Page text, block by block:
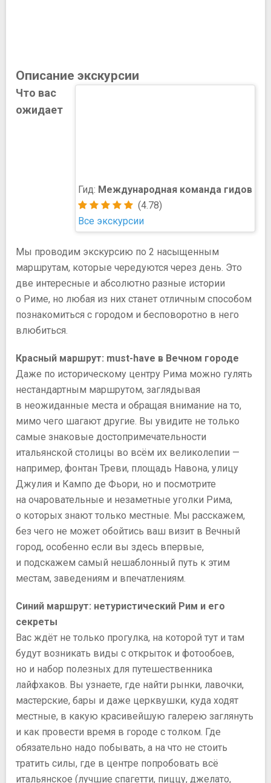
Описание экскурсии
Гид: Международная команда гидов
(4.78)
Все экскурсии
Что вас
ожидает
Мы проводим экскурсию по 2 насыщенным
маршрутам, которые чередуются через день. Это
две интересные и абсолютно разные истории
о Риме, но любая из них станет отличным способом
познакомиться с городом и бесповоротно в него
влюбиться.
Красный маршрут: must-have в Вечном городе
Даже по историческому центру Рима можно гулять
нестандартным маршрутом, заглядывая
в неожиданные места и обращая внимание на то,
мимо чего шагают другие. Вы увидите не только
самые знаковые достопримечательности
итальянской столицы во всём их великолепии —
например, фонтан Треви, площадь Навона, улицу
Джулия и Кампо де Фьори, но и посмотрите
на очаровательные и незаметные уголки Рима,
о которых знают только местные. Мы расскажем,
без чего не может обойтись ваш визит в Вечный
город, особенно если вы здесь впервые,
и подскажем самый нешаблонный путь к этим
местам, заведениям и впечатлениям.
Синий маршрут: нетуристический Рим и его
секреты
Вас ждёт не только прогулка, на которой тут и там
будут возникать виды с открыток и фотообоев,
но и набор полезных для путешественника
лайфхаков. Вы узнаете, где найти рынки, лавочки,
мастерские, бары и даже церквушки, куда ходят
местные, в какую красивейшую галерею заглянуть
и как провести время в городе с толком. Где
обязательно надо побывать, а на что не стоить
тратить силы, где в центре попробовать всё
итальянское (лучшие спагетти, пиццу, джелато,